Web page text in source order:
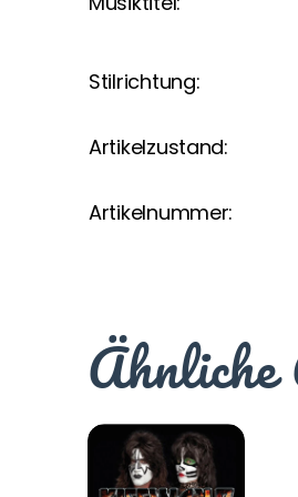
Stilrichtung:
Artikelzustand:
Artikelnummer: